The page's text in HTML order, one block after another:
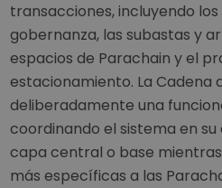
transacciones, incluyendo
gobernanza, las subastas y
espacios de Parachain y el
estacionamiento. La Cadena
deliberadamente una
coordinando el sistema en
capa central o base
más específicas a las